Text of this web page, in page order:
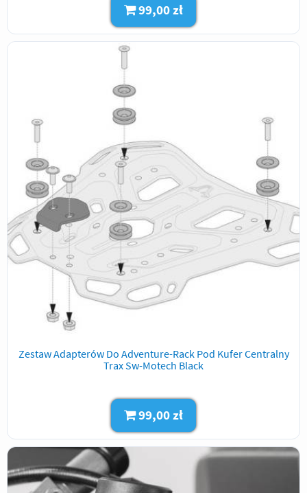
99,00 zł
Zestaw Adapterów Do Adventure-Rack Pod Kufer Centralny
Trax Sw-Motech Black
99,00 zł